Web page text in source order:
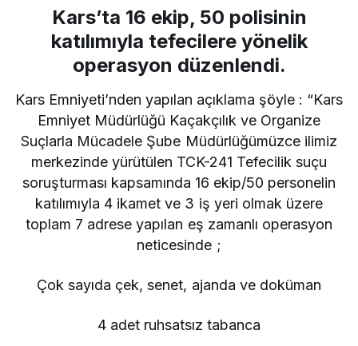
Kars’ta 16 ekip, 50 polisinin
katılımıyla tefecilere yönelik
operasyon düzenlendi.
Kars Emniyeti’nden yapılan açıklama şöyle : “Kars
Emniyet Müdürlüğü Kaçakçılık ve Organize
Suçlarla Mücadele Şube Müdürlüğümüzce ilimiz
merkezinde yürütülen TCK-241 Tefecilik suçu
soruşturması kapsamında 16 ekip/50 personelin
katılımıyla 4 ikamet ve 3 iş yeri olmak üzere
toplam 7 adrese yapılan eş zamanlı operasyon
neticesinde ;
Çok sayıda çek, senet, ajanda ve doküman
4 adet ruhsatsız tabanca